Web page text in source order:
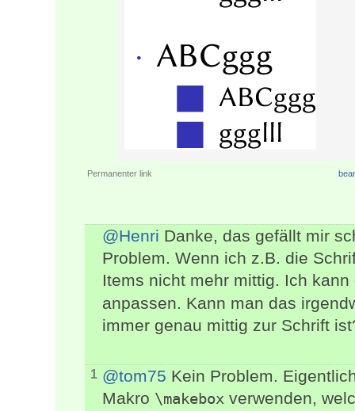
Permanenter link
@Henri Danke, das gefällt mir
Problem. Wenn ich z.B. die
Items nicht mehr mittig. Ich
anpassen. Kann man das
immer genau mittig zur Schrift
1 @tom75 Kein Problem.
Makro \makebox verwenden,